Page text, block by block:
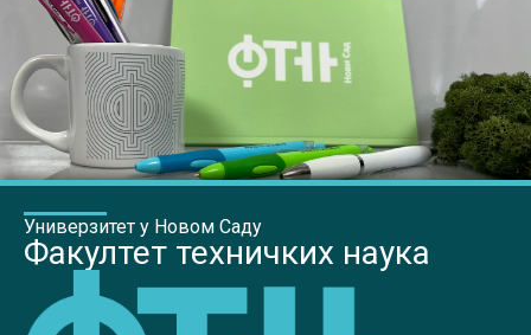
Универзитет у Новом Саду
Факултет техничких наука